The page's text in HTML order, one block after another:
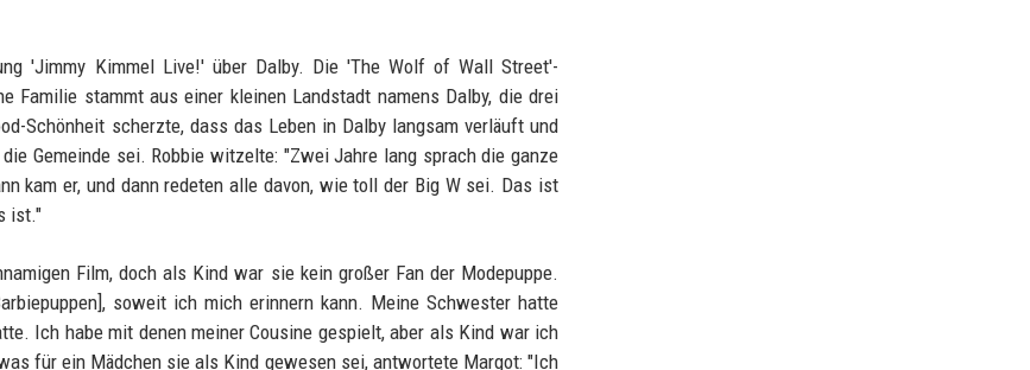
'Jimmy Kimmel Live!' über Dalby. Die 'The Wolf of Wall Street'-
Familie stammt aus einer kleinen Landstadt namens Dalby, die drei
Schönheit scherzte, dass das Leben in Dalby langsam verläuft und
Gemeinde sei. Robbie witzelte: "Zwei Jahre lang sprach die ganze
kam er, und dann redeten alle davon, wie toll der Big W sei. Das ist
ist."
Film, doch als Kind war sie kein großer Fan der Modepuppe.
soweit ich mich erinnern kann. Meine Schwester hatte
Ich habe mit denen meiner Cousine gespielt, aber als Kind war ich
für ein Mädchen sie als Kind gewesen sei, antwortete Margot: "Ich